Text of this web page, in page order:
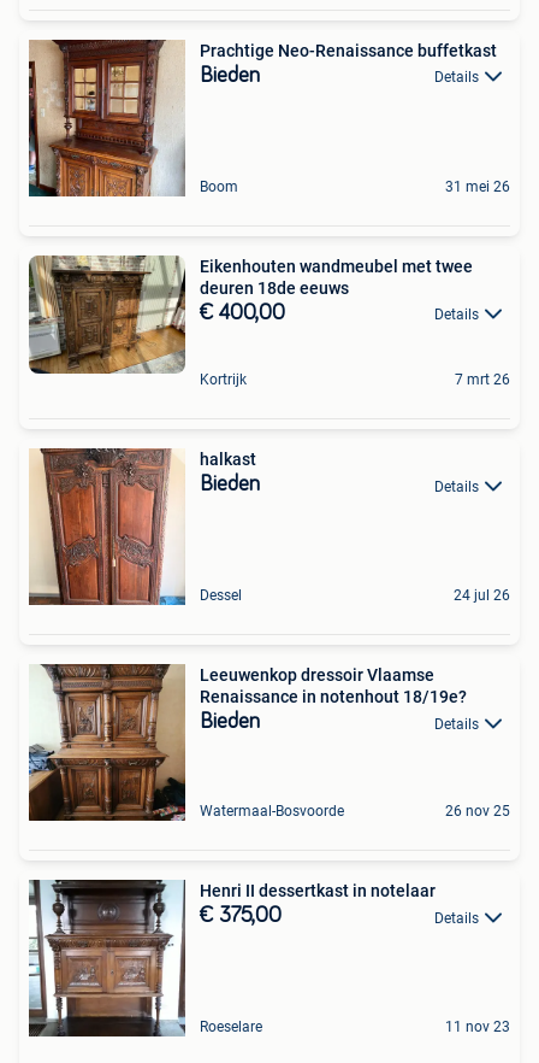
Prachtige Neo-Renaissance buffetkast
Bieden Details
Boom 31 mei 26
Eikenhouten wandmeubel met twee
deuren 18de eeuws
€ 400,00 Details
Kortrijk 7 mrt 26
halkast
Bieden Details
Dessel 24 jul 26
Leeuwenkop dressoir Vlaamse
Renaissance in notenhout 18/19e?
Bieden Details
Watermaal-Bosvoorde 26 nov 25
Henri II dessertkast in notelaar
€ 375,00 Details
Roeselare 11 nov 23